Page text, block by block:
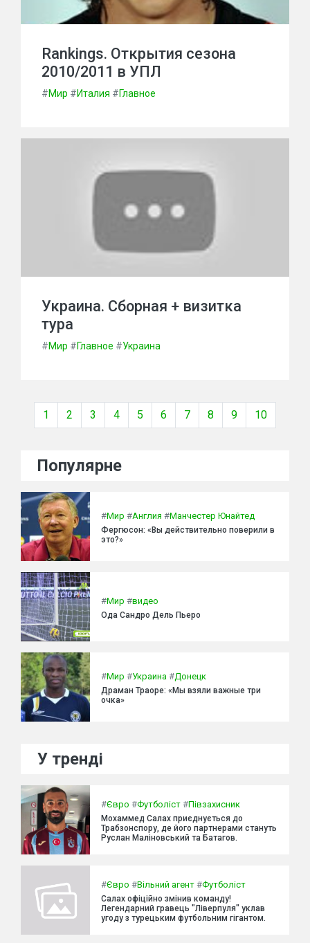
Rankings. Открытия сезона
2010/2011 в УПЛ
#Мир #Италия #Главное
Украина. Сборная + визитка
тура
#Мир #Главное #Украина
1 2 3 4 5 6 7 8 9 10
Популярне
#Мир #Англия #Манчестер Юнайтед
Фергюсон: «Вы действительно поверили в
это?»
#Мир #видео
Ода Сандро Дель Пьеро
#Мир #Украина #Донецк
Драман Траоре: «Мы взяли важные три
очка»
У тренді
#Євро #Футболіст #Півзахисник
Мохаммед Салах приєднується до
Трабзонспору, де його партнерами стануть
Руслан Маліновський та Батагов.
#Євро #Вільний агент #Футболіст
Салах офіційно змінив команду!
Легендарний гравець "Ліверпуля" уклав
угоду з турецьким футбольним гігантом.